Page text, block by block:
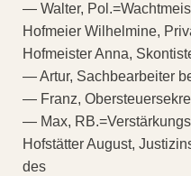
— Walter,
Hofmeier Wilhelmine,
Hofmeister Anna,
— Artur, Sachbearbeiter
— Franz,
— Max,
Hofstätter August,
des